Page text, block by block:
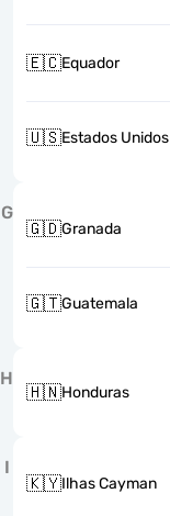
🇪🇨Equador
🇺🇸Estados Unidos
G
🇬🇩Granada
🇬🇹Guatemala
H
🇭🇳Honduras
I
🇰🇾Ilhas Cayman